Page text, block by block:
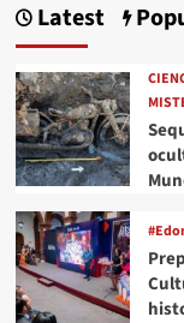
Latest